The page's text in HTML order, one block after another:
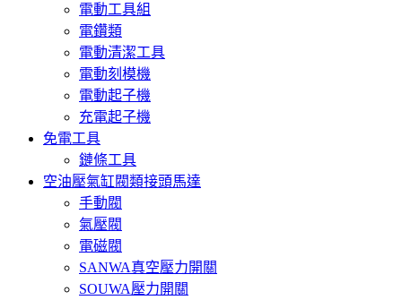
電動工具組
電鑽類
電動清潔工具
電動刻模機
電動起子機
充電起子機
免電工具
鏈條工具
空油壓氣缸閥類接頭馬達
手動閥
氣壓閥
電磁閥
SANWA真空壓力開關
SOUWA壓力開關